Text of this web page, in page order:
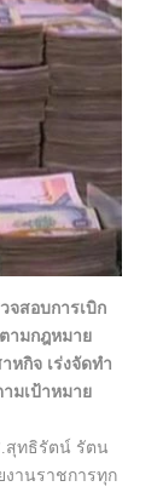
สอบการเบิก
ามกฎหมาย
หกิจ เร่งจัดทำ
มเป้าหมาย
.สุทธิรัตน์ รัตน
านราชการทุก